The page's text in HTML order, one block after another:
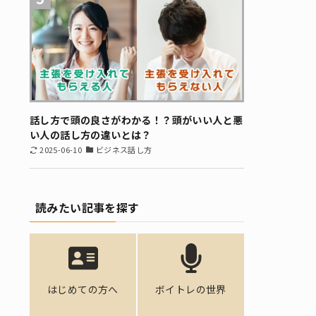
話し方で頭の良さがわかる！？頭がいい人と悪
い人の話し方の違いとは？
2025-06-10 ビジネス話し方
読みたい記事を探す
はじめての方へ ボイトレの世界